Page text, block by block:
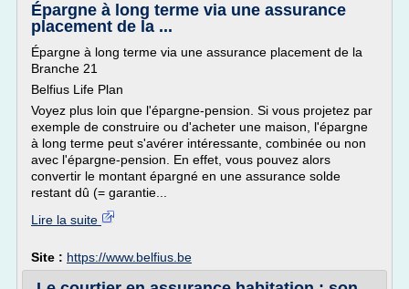
Épargne à long terme via une assurance
placement de la ...
Épargne à long terme via une assurance placement de la
Branche 21
Belfius Life Plan
Voyez plus loin que l'épargne-pension. Si vous projetez par
exemple de construire ou d'acheter une maison, l'épargne
à long terme peut s'avérer intéressante, combinée ou non
avec l'épargne-pension. En effet, vous pouvez alors
convertir le montant épargné en une assurance solde
restant dû (= garantie...
Lire la suite
Site : https://www.belfius.be